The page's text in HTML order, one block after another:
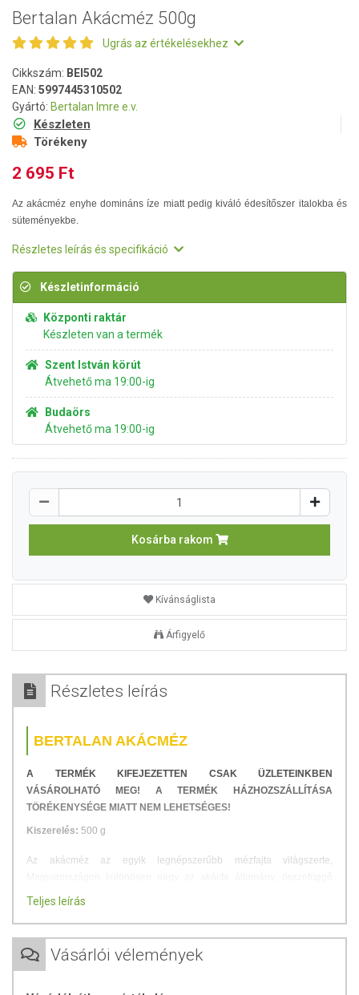
Bertalan Akácméz 500g
Ugrás az értékelésekhez
Cikkszám: BEI502
EAN: 5997445310502
Gyártó: Bertalan Imre e.v.
Készleten
Törékeny
2 695 Ft
Az akácméz enyhe domináns íze miatt pedig kiváló édesítőszer italokba és
süteményekbe.
Részletes leírás és specifikáció
Készletinformáció
Központi raktár
Készleten van a termék
Szent István körút
Átvehető ma 19:00-ig
Budaörs
Átvehető ma 19:00-ig
Kosárba rakom
Kívánságlista
Árfigyelő
Részletes leírás
BERTALAN AKÁCMÉZ
A TERMÉK KIFEJEZETTEN CSAK ÜZLETEINKBEN
VÁSÁROLHATÓ MEG! A TERMÉK HÁZHOZSZÁLLÍTÁSA
TÖRÉKENYSÉGE MIATT NEM LEHETSÉGES!
Kiszerelés: 500 g
Az akácméz az egyik legnépszerűbb mézfajta világszerte,
erdőséget alkotva az erdőterüleink egyötödét teszi ki. Az akácméz
változatok a régióink jellemzői miatt mások, függnek a talaj
összetételétől. Ezért láthatjuk például, hogy a méz színe a szinte
Az akácméz magas gyümölcscukor tartalma által
marad
, enyhe domináns íze miatt pedig kiváló édesítőszer italokba és
Teljes leírás
Vásárlói vélemények